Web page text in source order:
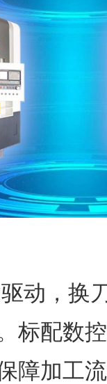
，换刀
标配数
障加工